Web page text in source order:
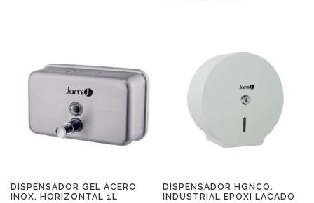
DISPENSADOR GEL ACERO
INOX. HORIZONTAL 1L
DISPENSADOR HGNCO.
INDUSTRIAL EPOXI LACADO